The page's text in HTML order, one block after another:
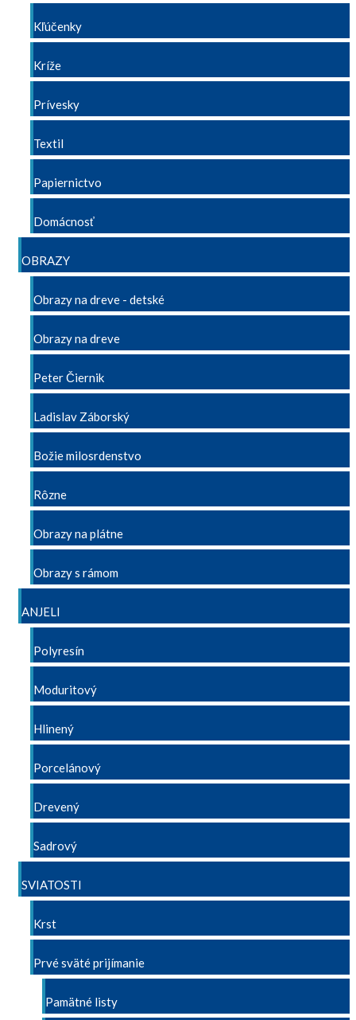
Kľúčenky
Kríže
Prívesky
Textil
Papiernictvo
Domácnosť
OBRAZY
Obrazy na dreve - detské
Obrazy na dreve
Peter Čiernik
Ladislav Záborský
Božie milosrdenstvo
Rôzne
Obrazy na plátne
Obrazy s rámom
ANJELI
Polyresín
Moduritový
Hlinený
Porcelánový
Drevený
Sadrový
SVIATOSTI
Krst
Prvé sväté prijímanie
Pamätné listy